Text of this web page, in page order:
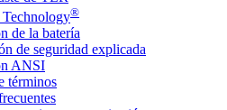
®
de la batería
de seguridad explicada
ANSI
términos